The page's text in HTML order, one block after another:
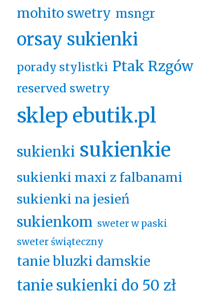
mohito swetry msngr
orsay sukienki
porady stylistki Ptak Rzgów
reserved swetry
sklep ebutik.pl
sukienki sukienkie
sukienki maxi z falbanami
sukienki na jesień
sukienkom sweter w paski
sweter świąteczny
tanie bluzki damskie
tanie sukienki do 50 zł